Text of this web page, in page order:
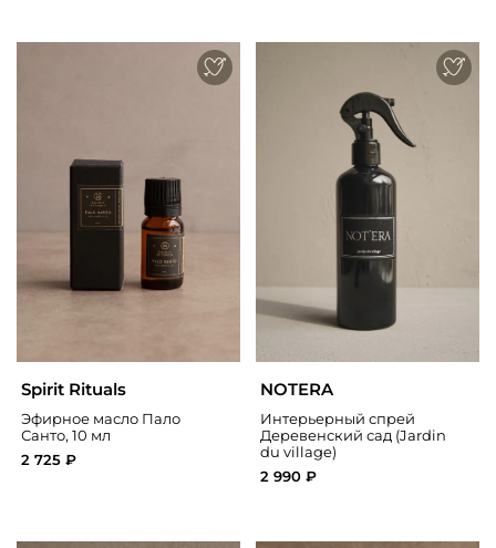
Spirit Rituals
Эфирное масло Пало
Санто, 10 мл
2 725 ₽
NOTERA
Интерьерный спрей
Деревенский сад (Jardin
du village)
2 990 ₽